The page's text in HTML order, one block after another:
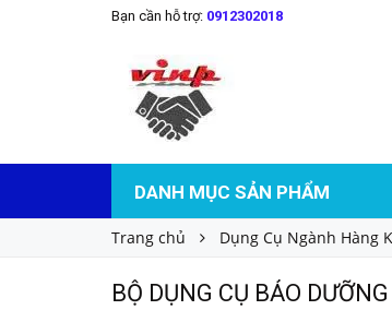
Bạn cần hỗ trợ: 0912302018
DANH MỤC SẢN PHẨM
Trang chủ Dụng Cụ Ngành Hàng
BỘ DỤNG CỤ BẢO